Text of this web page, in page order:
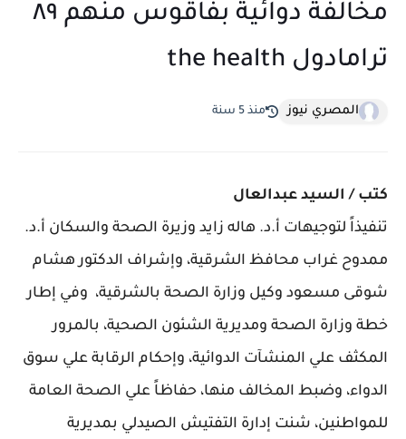
مخالفة دوائية بفاقوس منهم ٨٩
ترامادول ‏the health
المصري نيوز منذ 5 سنة
كتب / السيد عبدالعال
تنفيذاً لتوجيهات أ.د. هاله زايد وزيرة الصحة والسكان أ.د.
ممدوح غراب محافظ الشرقية، وإشراف الدكتور هشام
شوقى مسعود وكيل وزارة الصحة بالشرقية، وفي إطار
خطة وزارة الصحة ومديرية الشئون الصحية، بالمرور
المكثف علي المنشآت الدوائية، وإحكام الرقابة علي سوق
الدواء، وضبط المخالف منها، حفاظاً علي الصحة العامة
للمواطنين، شنت إدارة التفتيش الصيدلي بمديرية